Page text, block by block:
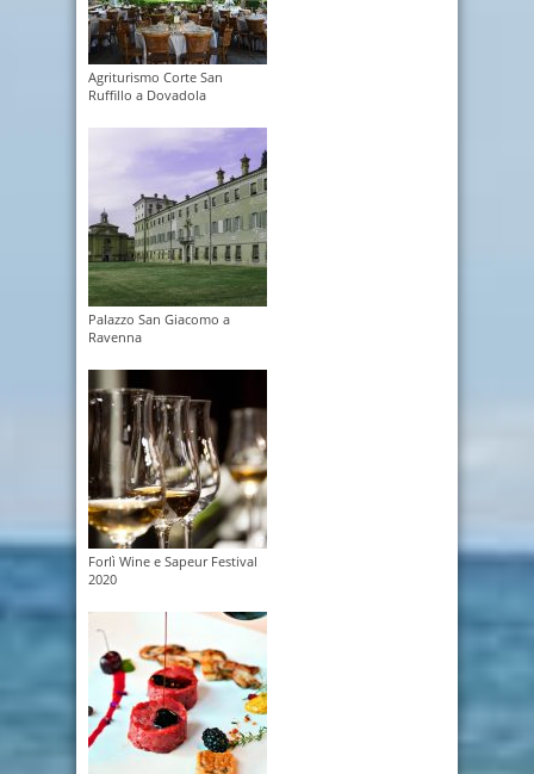
Agriturismo Corte San
Ruffillo a Dovadola
Palazzo San Giacomo a
Ravenna
Forlì Wine e Sapeur Festival
2020